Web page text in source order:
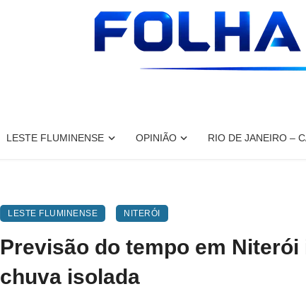
LESTE FLUMINENSE OPINIÃO RIO DE JANEIRO –
LESTE FLUMINENSE NITERÓI
Previsão do tempo em
chuva isolada